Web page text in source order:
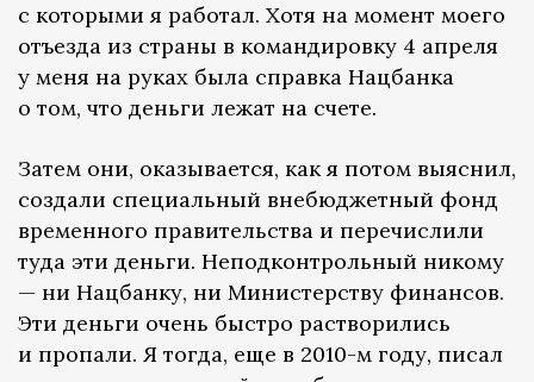
с которыми я работал. Хотя на момент моего
отъезда из страны в командировку 4 апреля
у меня на руках была справка Нацбанка
о том, что деньги лежат на счете.
Затем они, оказывается, как я потом выяснил,
создали специальный внебюджетный фонд
временного правительства и перечислили
туда эти деньги. Неподконтрольный никому
— ни Нацбанку, ни Министерству финансов.
Эти деньги очень быстро растворились
и пропали. Я тогда, еще в 2010-м году, писал